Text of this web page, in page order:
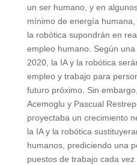
un ser humano, y en
mínimo de energía
la robótica supondrán en
empleo humano. Según
2020, la IA y la robótica
empleo y trabajo para
futuro próximo. Sin
Acemoglu y Pascual
proyectaba un crecimiento
la IA y la robótica
humanos, prediciendo una
puestos de trabajo cada